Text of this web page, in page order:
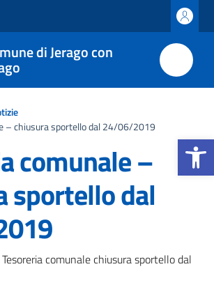
Apri la
di Jerago con
– chiusura sportello dal 24/06/2019
comunale –
sportello dal
notizia
comunale chiusura sportello dal